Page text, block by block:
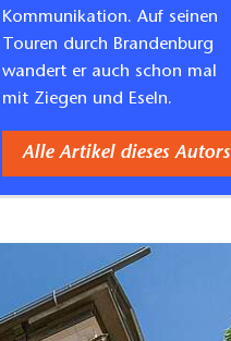
Kommunikation. Auf seinen
Touren durch Brandenburg
wandert er auch schon mal
mit Ziegen und Eseln.
Alle Artikel dieses Autors